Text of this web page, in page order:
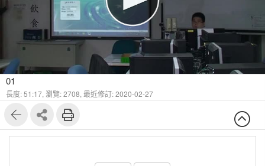
01
長度: 51:17, 瀏覽: 2708, 最近修訂: 2020-02-27